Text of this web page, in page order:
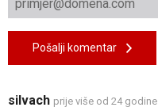
Pošalji komentar
silvach prije više od 24 godine